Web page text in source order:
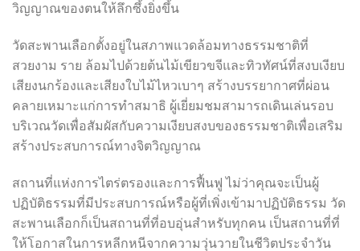
วิญญาณของตนให้ลึกซึ้งยิ่งขึ้น
วัดสะพานเลือกตั้งอยู่ในสภาพแวดล้อมทางธรรมชาติที่
สวยงาม ราย ล้อมไปด้วยต้นไม้เขียวขจีและทิวทัศน์ที่สงบเงียบ
เสียงนกร้องและเสียงใบไม้ไหวเบาๆ สร้างบรรยากาศที่ผ่อน
คลายเหมาะแก่การทำสมาธิ ผู้เยี่ยมชมสามารถเดินเล่นรอบ
บริเวณวัดเพื่อสัมผัสกับความเงียบสงบของธรรมชาติเพื่อเสริม
สร้างประสบการณ์ทางจิตวิญญาณ
สถานที่แห่งการไตร่ตรองและการฟื้นฟู ไม่ว่าคุณจะเป็นผู้
ปฏิบัติธรรมที่มีประสบการณ์หรือผู้ที่เพิ่งเข้ามาปฏิบัติธรรม วัด
สะพานเลือกก็เป็นสถานที่ที่อบอุ่นสำหรับทุกคน เป็นสถานที่ที่
ให้โอกาสในการหลีกหนีจากความวุ่นวายในชีวิตประจำวัน